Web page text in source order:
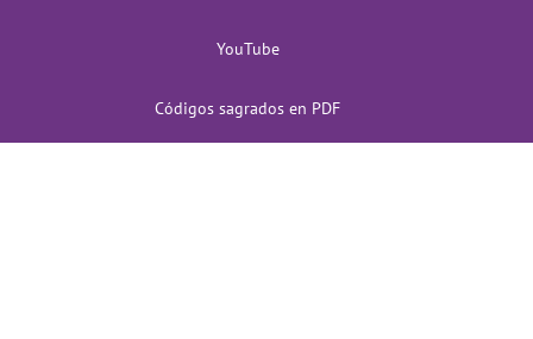
YouTube
Códigos sagrados en PDF